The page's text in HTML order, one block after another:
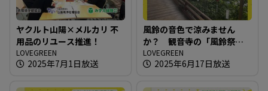
ヤクルト山陽×メルカリ 不
用品のリユース推進！
LOVEGREEN
2025年7月1日放送
風鈴の音色で涼みません
か？ 観音寺の「風鈴祭
り」
LOVEGREEN
2025年6月17日放送